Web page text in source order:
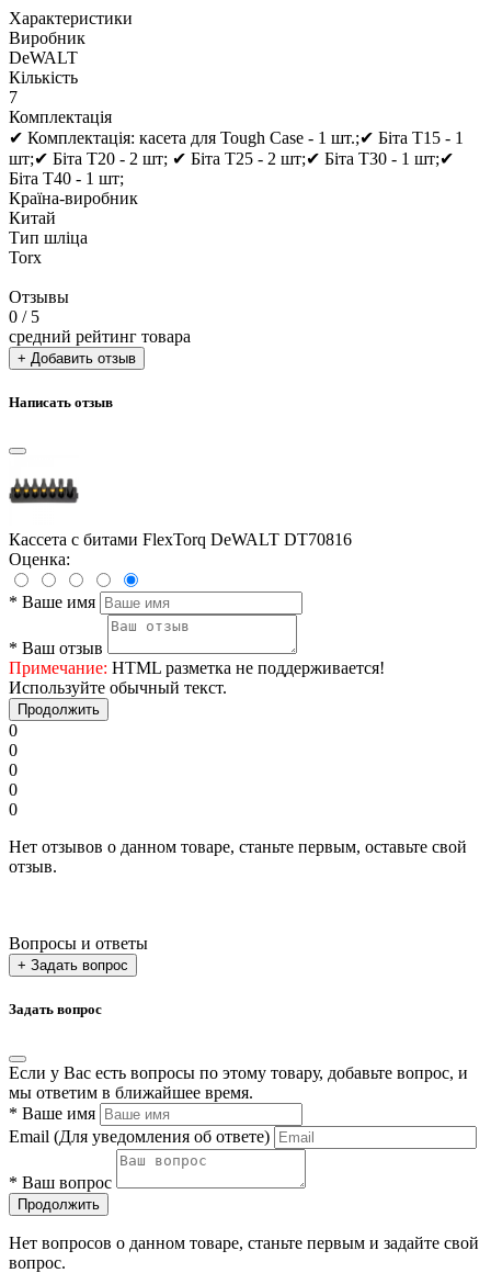
Характеристики
Виробник
DeWALT
Кількість
7
Комплектація
✔ Комплектація: касета для Tough Case - 1 шт.;✔ Біта Т15 - 1
шт;✔ Біта Т20 - 2 шт; ✔ Біта Т25 - 2 шт;✔ Біта Т30 - 1 шт;✔
Біта Т40 - 1 шт;
Країна-виробник
Китай
Тип шліца
Torx
Отзывы
0 / 5
средний рейтинг товара
+ Добавить отзыв
Написать отзыв
Кассета с битами FlexTorq DeWALT DT70816
Оценка:
* Ваше имя
* Ваш отзыв
Примечание: HTML разметка не поддерживается!
Используйте обычный текст.
Продолжить
0
0
0
0
0
Нет отзывов о данном товаре, станьте первым, оставьте свой
отзыв.
Вопросы и ответы
+ Задать вопрос
Задать вопрос
Если у Вас есть вопросы по этому товару, добавьте вопрос, и
мы ответим в ближайшее время.
* Ваше имя
Email (Для уведомления об ответе)
* Ваш вопрос
Продолжить
Нет вопросов о данном товаре, станьте первым и задайте свой
вопрос.